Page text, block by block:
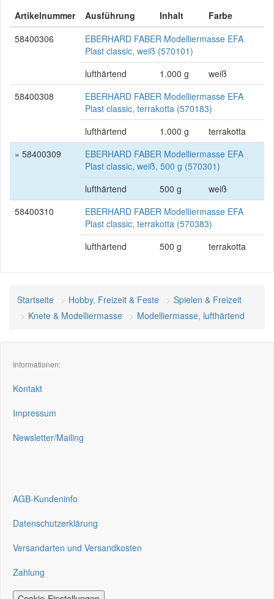
Artikelnummer Ausführung Inhalt
Farbe
58400306
EBERHARD FABER Modelliermasse EFA
Plast classic, weiß (570101)
lufthärtend
1.000 g
weiß
58400308
EBERHARD FABER Modelliermasse EFA
Plast classic, terrakotta (570183)
lufthärtend
1.000 g
terrakotta
» 58400309
EBERHARD FABER Modelliermasse EFA
Plast classic, weiß, 500 g (570301)
lufthärtend
500 g
weiß
58400310
EBERHARD FABER Modelliermasse EFA
Plast classic, terrakotta (570383)
lufthärtend
500 g terrakotta
Startseite Hobby, Freizeit & Feste
Spielen & Freizeit
Knete & Modelliermasse
Modelliermasse, lufthärtend
Informationen:
Kontakt
Impressum
Newsletter/Mailing
AGB-Kundeninfo
Datenschutzerklärung
Versandarten und Versandkosten
Zahlung